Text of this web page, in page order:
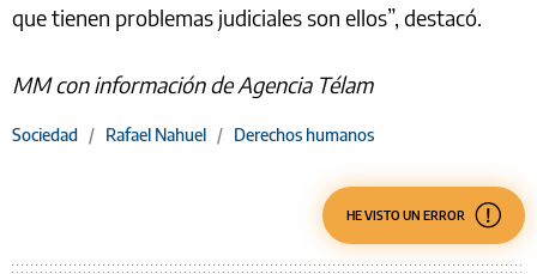
que tienen problemas judiciales son ellos”, destacó.
MM con información de Agencia Télam
Sociedad / Rafael Nahuel / Derechos humanos
HE VISTO UN ERROR